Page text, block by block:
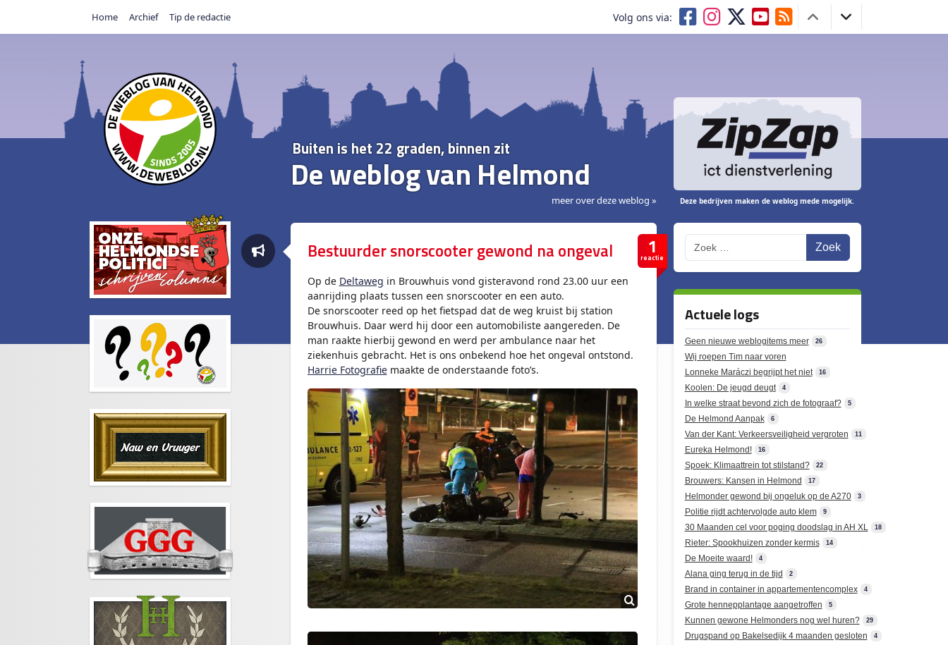
Home Archief Tip de redactie Volg ons via:
Buiten is het 22 graden, binnen zit
De weblog van Helmond
meer over deze weblog » Deze bedrijven maken de weblog mede mogelijk.
1
reactie
Bestuurder snorscooter gewond na ongeval
Op de Deltaweg in Brouwhuis vond gisteravond rond 23.00 uur een
aanrijding plaats tussen een snorscooter en een auto.
De snorscooter reed op het fietspad dat de weg kruist bij station
Brouwhuis. Daar werd hij door een automobiliste aangereden. De
man raakte hierbij gewond en werd per ambulance naar het
ziekenhuis gebracht. Het is ons onbekend hoe het ongeval ontstond.
Harrie Fotografiemaakte de onderstaande foto’s.
Actuele logs
Geen nieuwe weblogitems meer 26
Wij roepen Tim naar voren
Lonneke Maráczi begrijpt het niet
16
Koolen: De jeugd deugt 4
In welke straat bevond zich de fotograaf? 5
De Helmond Aanpak 6
Van der Kant: Verkeersveiligheid vergroten 11
Eureka Helmond! 16
Spoek: Klimaattrein tot stilstand? 22
Brouwers: Kansen in Helmond 17
Helmonder gewond bij ongeluk op de A270 3
Politie rijdt achtervolgde auto klem 9
30 Maanden cel voor poging doodslag in AH XL 18
Rieter: Spookhuizen zonder kermis 14
De Moeite waard! 4
Alana ging terug in de tijd 2
Brand in container in appartementencomplex 4
Grote hennepplantage aangetroffen 5
Kunnen gewone Helmonders nog wel huren? 29
Drugspand op Bakelsedijk 4 maanden gesloten 4